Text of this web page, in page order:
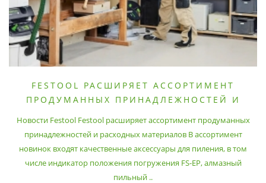
FESTOOL РАСШИРЯЕТ АССОРТИМЕНТ
ПРОДУМАННЫХ ПРИНАДЛЕЖНОСТЕЙ И
Новости Festool Festool расширяет ассортимент продуманных
принадлежностей и расходных материалов В ассортимент
новинок входят качественные аксессуары для пиления, в том
числе индикатор положения погружения FS-EP, алмазный
пильный ..